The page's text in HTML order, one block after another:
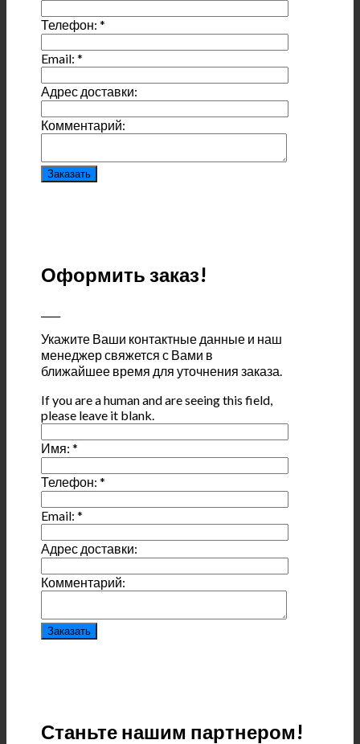
Телефон:*
Email:*
Адрес доставки:
Комментарий:
Оформить заказ!
Укажите Ваши контактные данные и наш
менеджер свяжется с Вами в
ближайшее время для уточнения заказа.
If you are a human and are seeing this field,
please leave it blank.
Имя:*
Телефон:*
Email:*
Адрес доставки:
Комментарий:
Станьте нашим партнером!